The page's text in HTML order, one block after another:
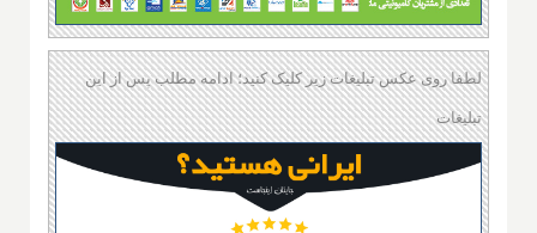
لطفا روی عکس تبلیغات زیر کلیک کنید؛ ادامه مطلب پس از این
تبلیغات